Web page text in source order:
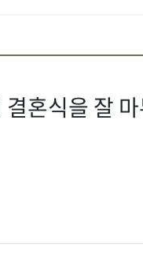
혼식을 잘